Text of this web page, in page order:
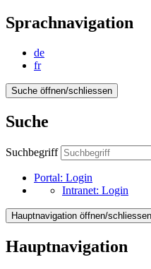
Sprachnavigation
de
fr
Suche öffnen/schliessen
Suche
Suchbegriff
Portal: Login
Intranet: Login
Hauptnavigation öffnen/schliessen
Hauptnavigation